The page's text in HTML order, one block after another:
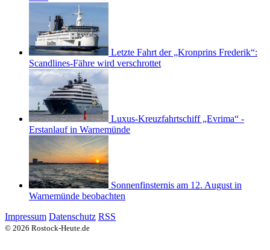
Letzte Fahrt der „Kronprins Frederik“:
Scandlines-Fähre wird verschrottet
Luxus-Kreuzfahrtschiff „Evrima“ -
Erstanlauf in Warnemünde
Sonnenfinsternis am 12. August in
Warnemünde beobachten
Impressum Datenschutz RSS
© 2026 Rostock-Heute.de